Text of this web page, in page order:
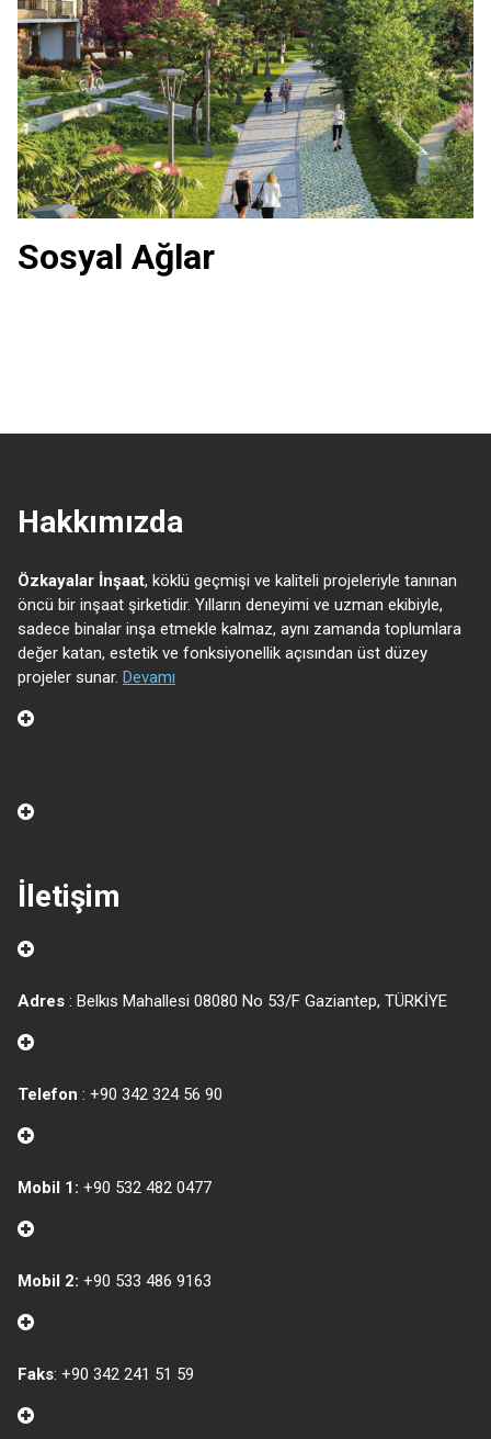
Sosyal Ağlar
Hakkımızda
Özkayalar İnşaat, köklü geçmişi ve kaliteli projeleriyle tanınan
öncü bir inşaat şirketidir. Yılların deneyimi ve uzman ekibiyle,
sadece binalar inşa etmekle kalmaz, aynı zamanda toplumlara
değer katan, estetik ve fonksiyonellik açısından üst düzey
projeler sunar. Devamı
İletişim
Adres : Belkıs Mahallesi 08080 No 53/F Gaziantep, TÜRKİYE
Telefon : +90 342 324 56 90
Mobil 1: +90 532 482 0477
Mobil 2: +90 533 486 9163
Faks: +90 342 241 51 59